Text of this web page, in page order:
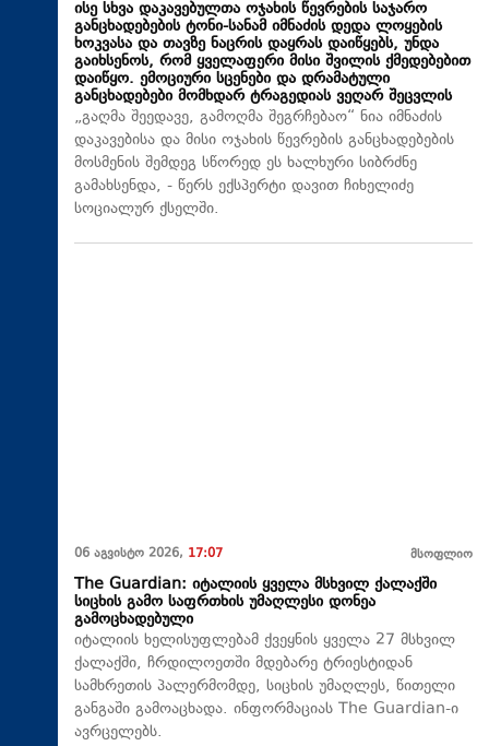
ისე სხვა დაკავებულთა ოჯახის წევრების საჯარო
განცხადებების ტონი-სანამ იმნაძის დედა ლოყების
ხოკვასა და თავზე ნაცრის დაყრას დაიწყებს, უნდა
გაიხსენოს, რომ ყველაფერი მისი შვილის ქმედებებით
დაიწყო. ემოციური სცენები და დრამატული
განცხადებები მომხდარ ტრაგედიას ვეღარ შეცვლის
„გაღმა შეედავე, გამოღმა შეგრჩებაო“ ნია იმნაძის
დაკავებისა და მისი ოჯახის წევრების განცხადებების
მოსმენის შემდეგ სწორედ ეს ხალხური სიბრძნე
გამახსენდა, - წერს ექსპერტი დავით ჩიხელიძე
სოციალურ ქსელში.
06 აგვისტო 2026, 17:07 მსოფლიო
The Guardian: იტალიის ყველა მსხვილ ქალაქში
სიცხის გამო საფრთხის უმაღლესი დონეა
გამოცხადებული
იტალიის ხელისუფლებამ ქვეყნის ყველა 27 მსხვილ
ქალაქში, ჩრდილოეთში მდებარე ტრიესტიდან
სამხრეთის პალერმომდე, სიცხის უმაღლეს, წითელი
განგაში გამოაცხადა. ინფორმაციას The Guardian-ი
ავრცელებს.